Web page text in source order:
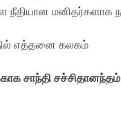
நீதியான
எத்தனை கலகம்
சாந்தி